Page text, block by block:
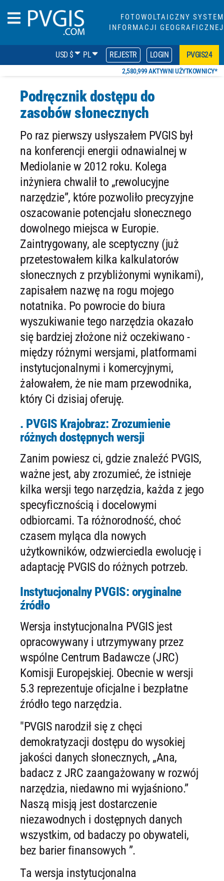
FOTOWOLTAICZNY SYSTEM
INFORMACJI GEOGRAFICZNEJ
USD $ PL REJESTR LOGIN PVGIS24
2,580,999 AKTYWNI UŻYTKOWNICY*
Podręcznik dostępu do
zasobów słonecznych
Po raz pierwszy usłyszałem PVGIS był
na konferencji energii odnawialnej w
Mediolanie w 2012 roku. Kolega
inżyniera chwalił to „rewolucyjne
narzędzie”, które pozwoliło precyzyjne
oszacowanie potencjału słonecznego
dowolnego miejsca w Europie.
Zaintrygowany, ale sceptyczny (już
przetestowałem kilka kalkulatorów
słonecznych z przybliżonymi wynikami),
zapisałem nazwę na rogu mojego
notatnika. Po powrocie do biura
wyszukiwanie tego narzędzia okazało
się bardziej złożone niż oczekiwano -
między różnymi wersjami, platformami
instytucjonalnymi i komercyjnymi,
żałowałem, że nie mam przewodnika,
który Ci dzisiaj oferuję.
. PVGIS Krajobraz: Zrozumienie
różnych dostępnych wersji
Zanim powiesz ci, gdzie znaleźć PVGIS,
ważne jest, aby zrozumieć, że istnieje
kilka wersji tego narzędzia, każda z jego
specyficznością i docelowymi
odbiorcami. Ta różnorodność, choć
czasem myląca dla nowych
użytkowników, odzwierciedla ewolucję i
adaptację PVGIS do różnych potrzeb.
Instytucjonalny PVGIS: oryginalne
źródło
Wersja instytucjonalna PVGIS jest
opracowywany i utrzymywany przez
wspólne Centrum Badawcze (JRC)
Komisji Europejskiej. Obecnie w wersji
5.3 reprezentuje oficjalne i bezpłatne
źródło tego narzędzia.
"PVGIS narodził się z chęci
demokratyzacji dostępu do wysokiej
jakości danych słonecznych, „Ana,
badacz z JRC zaangażowany w rozwój
narzędzia, niedawno mi wyjaśniono.”
Naszą misją jest dostarczenie
niezawodnych i dostępnych danych
wszystkim, od badaczy po obywateli,
bez barier finansowych ”.
Ta wersja instytucjonalna